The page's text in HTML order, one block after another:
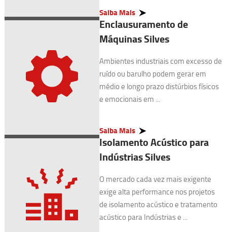
Saiba Mais
Enclausuramento de
Máquinas Silves
Ambientes industriais com excesso de
ruído ou barulho podem gerar em
médio e longo prazo distúrbios físicos
e emocionais em ...
Saiba Mais
Isolamento Acústico para
Indústrias Silves
O mercado cada vez mais exigente
exige alta performance nos projetos
de isolamento acústico e tratamento
acústico para Indústrias e ...